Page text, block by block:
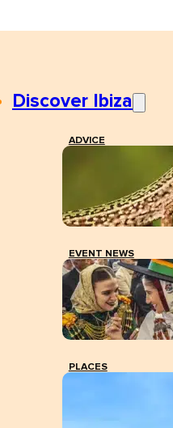
Discover Ibiza
ADVICE
EVENT NEWS
PLACES